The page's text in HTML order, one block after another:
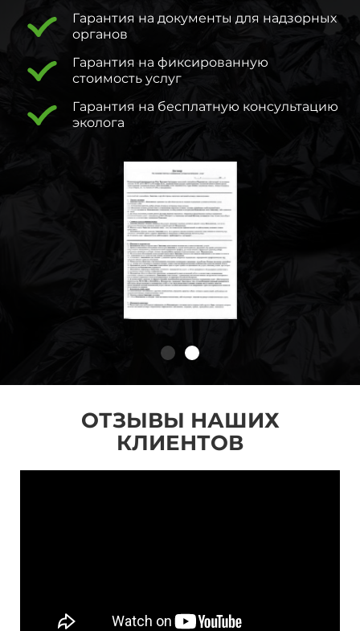
Гарантия на документы для надзорных
органов
Гарантия на фиксированную
стоимость услуг
Гарантия на бесплатную консультацию
эколога
ОТЗЫВЫ НАШИХ
КЛИЕНТОВ